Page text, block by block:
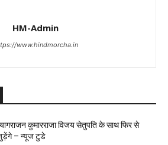
HM-Admin
www.hindmorcha.in
कुमारराजा विजय सेतुपति के साथ फिर से
– न्यूज टुडे